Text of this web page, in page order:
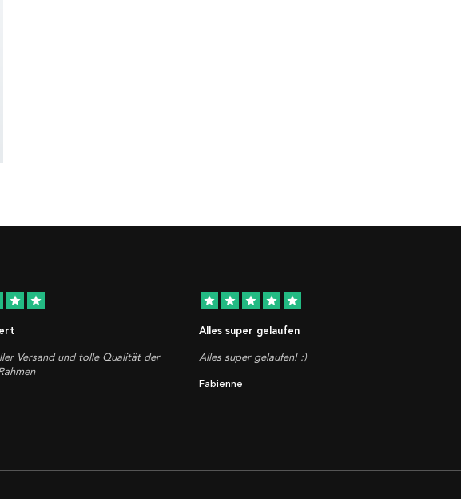
star star
Versand und tolle Qualität der
star star star star star
Alles super gelaufen
Alles super gelaufen! :)
Fabienne